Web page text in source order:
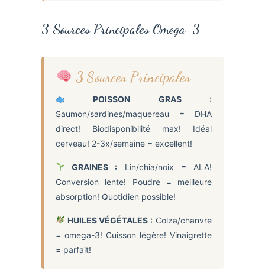
3 Sources Principales Omega-3
3 Sources Principales
POISSON GRAS :
Saumon/sardines/maquereau = DHA
direct! Biodisponibilité max! Idéal
cerveau! 2-3x/semaine = excellent!
GRAINES : Lin/chia/noix = ALA!
Conversion lente! Poudre = meilleure
absorption! Quotidien possible!
HUILES VÉGÉTALES : Colza/chanvre
= omega-3! Cuisson légère! Vinaigrette
= parfait!